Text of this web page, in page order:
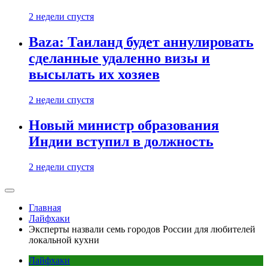
2 недели спустя
Baza: Таиланд будет аннулировать
сделанные удаленно визы и
высылать их хозяев
2 недели спустя
Новый министр образования
Индии вступил в должность
2 недели спустя
Главная
Лайфхаки
Эксперты назвали семь городов России для любителей
локальной кухни
Лайфхаки